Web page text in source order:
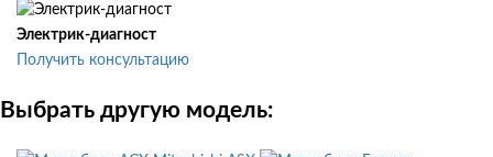
Электрик-диагност
Получить консультацию
Выбрать другую модель: